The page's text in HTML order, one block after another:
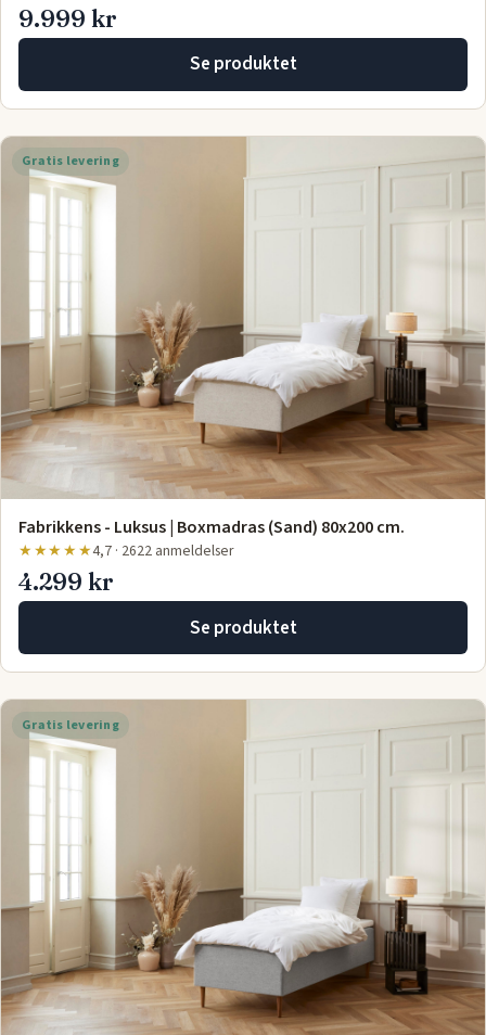
9.999 kr
Se produktet
Gratis levering
Fabrikkens - Luksus | Boxmadras (Sand) 80x200 cm.
★★★★★4,7 · 2622 anmeldelser
4.299 kr
Se produktet
Gratis levering